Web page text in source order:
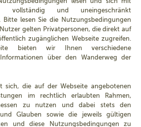
vollständig und uneingeschränkt
Bitte lesen Sie die Nutzungsbedingungen
gelten Privatpersonen, die direkt auf
zugänglichen Webseite zugreifen.
bieten wir Ihnen verschiedene
über den Wanderweg der
sich, die auf der Webseite angebotenen
im rechtlich erlaubten Rahmen,
zu nutzen und dabei stets den
Glauben sowie die jeweils gültigen
und diese Nutzungsbedingungen zu